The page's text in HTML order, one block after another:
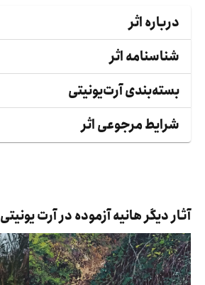
درباره اثر
شناسنامه اثر
بسته‌بندی آرت‌یونیتی
شرایط مرجوعی اثر
آثار دیگر هانیه آزموده در آرت یونیتی